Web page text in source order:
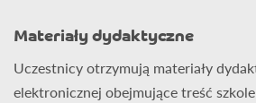
Materiały dydaktyczne
Uczestnicy otrzymują materiały
elektronicznej obejmujące treść